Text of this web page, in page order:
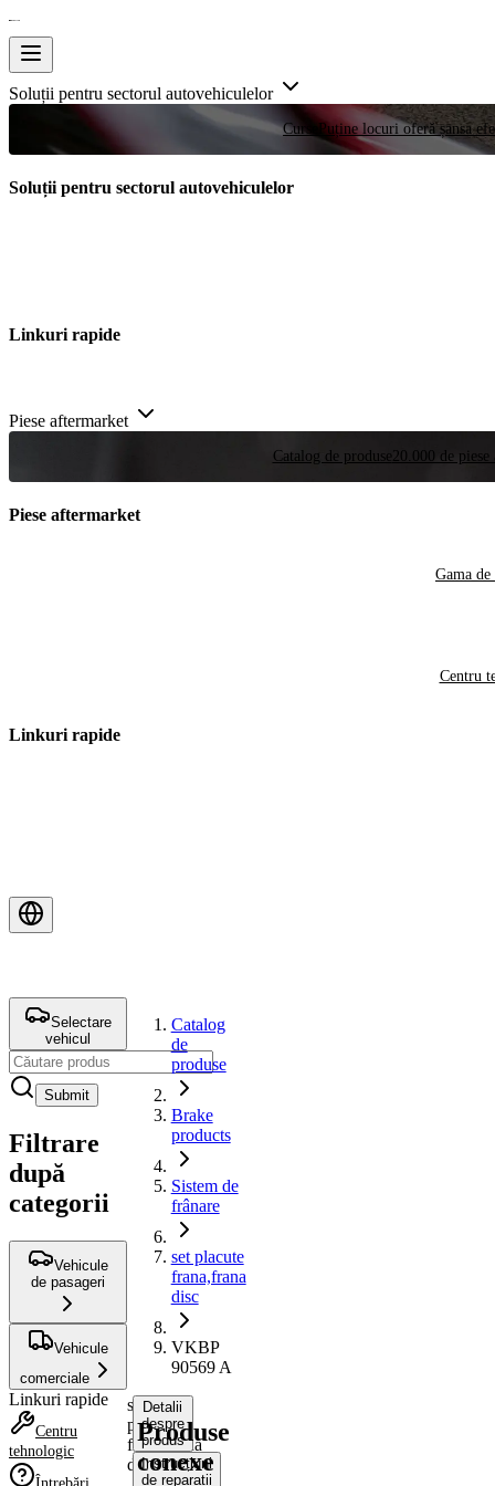
Soluții pentru sectorul autovehiculelor
Curse Puține locuri oferă șansa
Soluții pentru sectorul autovehiculelor
Linkuri rapide
Piese aftermarket
Catalog de produse 20.000 de
Piese aftermarket
Gama de
Centru
Linkuri rapide
Selectare
vehicul
Submit
Filtrare
după
categorii
Vehicule
de pasageri
Vehicule
comerciale
Linkuri rapide
Centru
tehnologic
Catalog
de
produse
Brake
products
Sistem de
frânare
set placute
frana,frana
disc
VKBP
90569 A
set
placute
frana,frana
disc
Detalii
despre
produs
Instrucțiuni
de reparații
Produse
conexe